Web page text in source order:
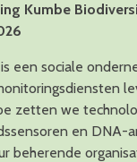
Kumbe
een sociale
zetten we
en DNA-
beherende